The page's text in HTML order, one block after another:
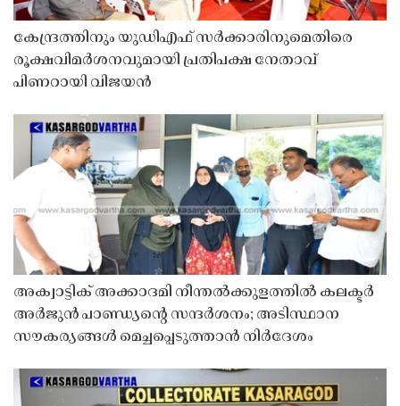
കേന്ദ്രത്തിനും യുഡിഎഫ് സർക്കാരിനുമെതിരെ
രൂക്ഷവിമർശനവുമായി പ്രതിപക്ഷ നേതാവ്
പിണറായി വിജയൻ
അക്വാട്ടിക് അക്കാദമി നീന്തൽക്കുളത്തിൽ കലക്ടർ
അർജുൻ പാണ്ഡ്യൻ്റെ സന്ദർശനം; അടിസ്ഥാന
സൗകര്യങ്ങൾ മെച്ചപ്പെടുത്താൻ നിർദേശം